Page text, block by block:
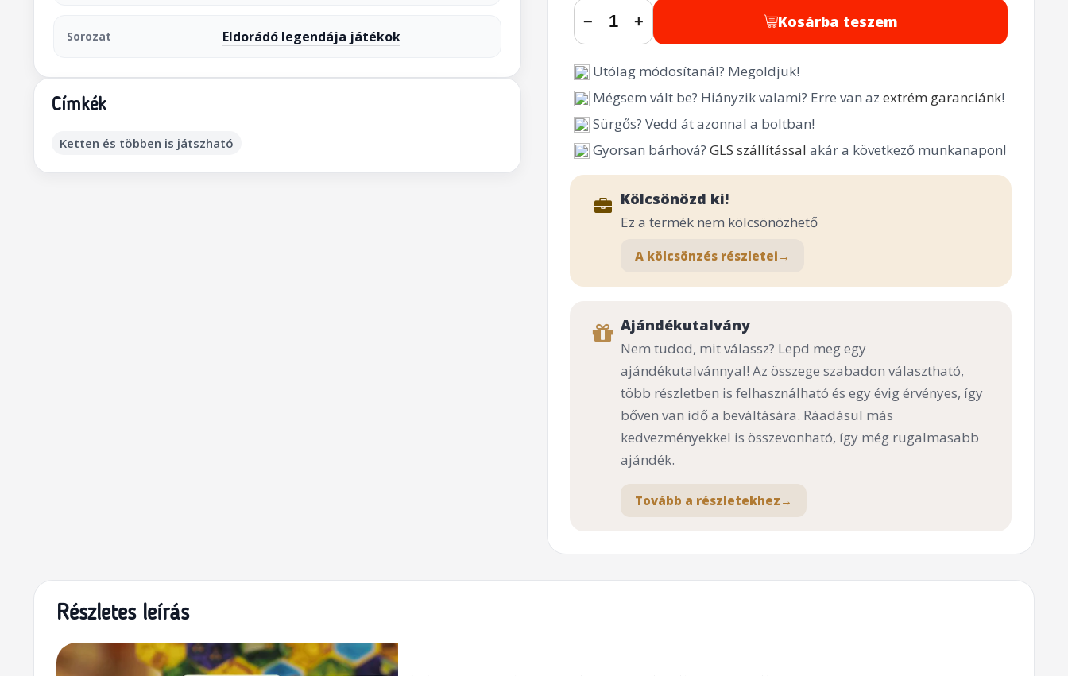
Sorozat Eldorádó legendája játékok
Címkék
Ketten és többen is játszható
− + Kosárba teszem
Utólag módosítanál? Megoldjuk!
Mégsem vált be? Hiányzik valami? Erre van az extrém garanciánk!
Sürgős? Vedd át azonnal a boltban!
Gyorsan bárhová? GLS szállítással akár a következő munkanapon!
Kölcsönözd ki!
Ez a termék nem kölcsönözhető
A kölcsönzés részletei →
Ajándékutalvány
Nem tudod, mit válassz? Lepd meg egy
ajándékutalvánnyal! Az összege szabadon választható,
több részletben is felhasználható és egy évig érvényes, így
bőven van idő a beváltására. Ráadásul más
kedvezményekkel is összevonható, így még rugalmasabb
ajándék.
Tovább a részletekhez →
Részletes leírás